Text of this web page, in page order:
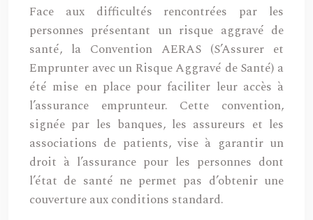
Face aux difficultés rencontrées par les
personnes présentant un risque aggravé de
santé, la Convention AERAS (S’Assurer et
Emprunter avec un Risque Aggravé de Santé) a
été mise en place pour faciliter leur accès à
l’assurance emprunteur. Cette convention,
signée par les banques, les assureurs et les
associations de patients, vise à garantir un
droit à l’assurance pour les personnes dont
l’état de santé ne permet pas d’obtenir une
couverture aux conditions standard.